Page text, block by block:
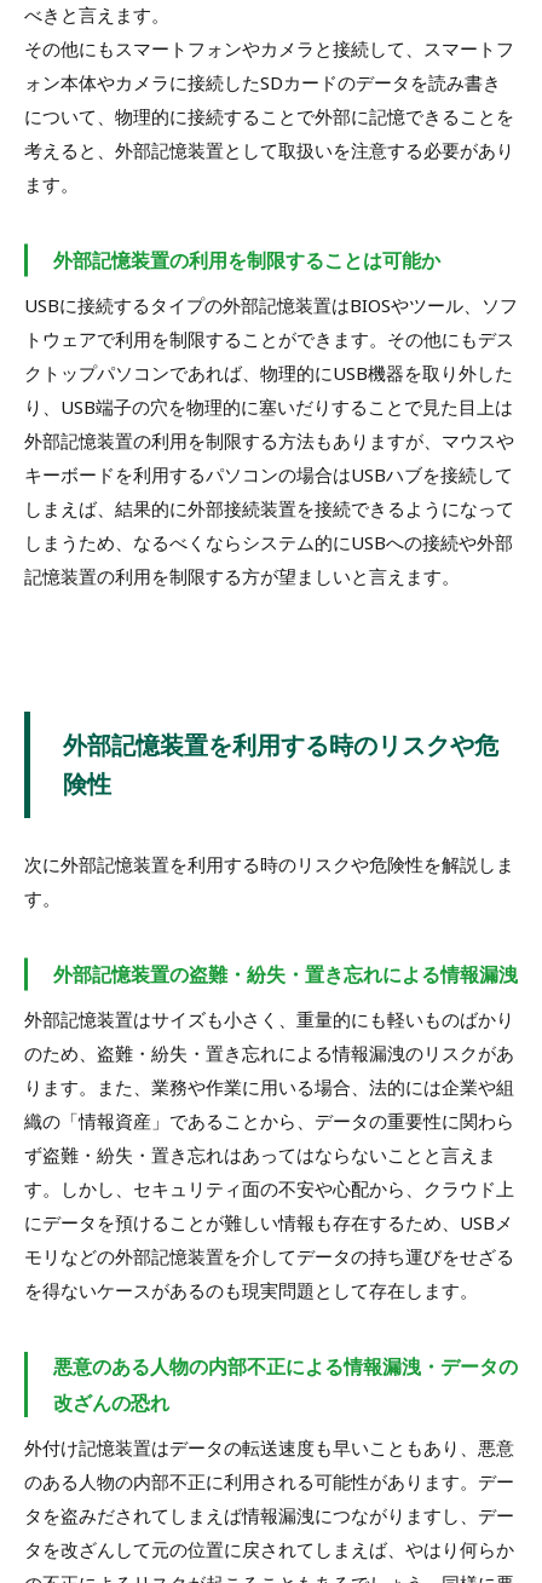
べきと言えます。
その他にもスマートフォンやカメラと接続して、スマートフ
ォン本体やカメラに接続したSDカードのデータを読み書き
について、物理的に接続することで外部に記憶できることを
考えると、外部記憶装置として取扱いを注意する必要があり
ます。
外部記憶装置の利用を制限することは可能か
USBに接続するタイプの外部記憶装置はBIOSやツール、ソフ
トウェアで利用を制限することができます。その他にもデス
クトップパソコンであれば、物理的にUSB機器を取り外した
り、USB端子の穴を物理的に塞いだりすることで見た目上は
外部記憶装置の利用を制限する方法もありますが、マウスや
キーボードを利用するパソコンの場合はUSBハブを接続して
しまえば、結果的に外部接続装置を接続できるようになって
しまうため、なるべくならシステム的にUSBへの接続や外部
記憶装置の利用を制限する方が望ましいと言えます。
外部記憶装置を利用する時のリスクや危
険性
次に外部記憶装置を利用する時のリスクや危険性を解説しま
す。
外部記憶装置の盗難・紛失・置き忘れによる情報漏洩
外部記憶装置はサイズも小さく、重量的にも軽いものばかり
のため、盗難・紛失・置き忘れによる情報漏洩のリスクがあ
ります。また、業務や作業に用いる場合、法的には企業や組
織の「情報資産」であることから、データの重要性に関わら
ず盗難・紛失・置き忘れはあってはならないことと言えま
す。しかし、セキュリティ面の不安や心配から、クラウド上
にデータを預けることが難しい情報も存在するため、USBメ
モリなどの外部記憶装置を介してデータの持ち運びをせざる
を得ないケースがあるのも現実問題として存在します。
悪意のある人物の内部不正による情報漏洩・データの
改ざんの恐れ
外付け記憶装置はデータの転送速度も早いこともあり、悪意
のある人物の内部不正に利用される可能性があります。デー
タを盗みだされてしまえば情報漏洩につながりますし、デー
タを改ざんして元の位置に戻されてしまえば、やはり何らか